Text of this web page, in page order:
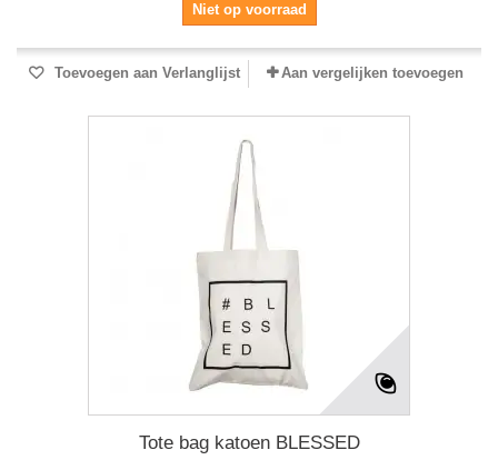
Niet op voorraad
Toevoegen aan Verlanglijst Aan vergelijken toevoegen
Tote bag katoen BLESSED